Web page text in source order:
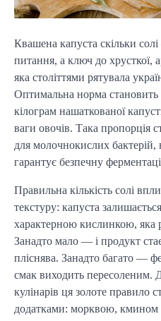
Квашена капуста скільки
питання, а ключ до хрусткої,
яка століттями рятувала
Оптимальна норма становить
кілограм нашаткованої
ваги овочів. Така пропорція
для молочнокислих бактерій,
гарантує безпечну
Правильна кількість солі
текстуру: капуста
характерною кислинкою, яка
Занадто мало — і продукт
пліснява. Занадто багато —
смак виходить пересоленим.
кулінарів ця золоте правило
додатками: морквою, кмином